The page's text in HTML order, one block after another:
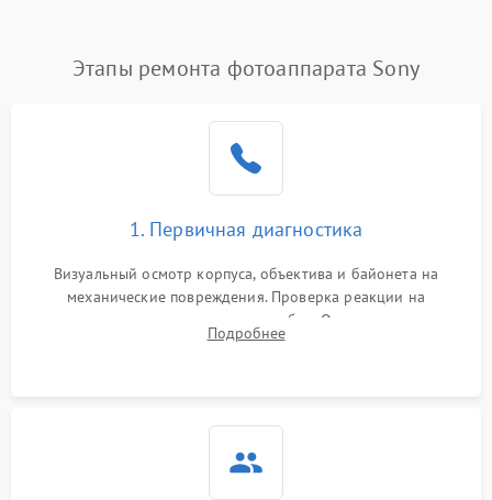
Этапы ремонта фотоаппарата Sony
1. Первичная диагностика
Визуальный осмотр корпуса, объектива и байонета на
механические повреждения. Проверка реакции на
включение, считывание кодов ошибок. Оценка состояния
матрицы и затвора, проверка работы автофокуса и вспышки.
Подробнее